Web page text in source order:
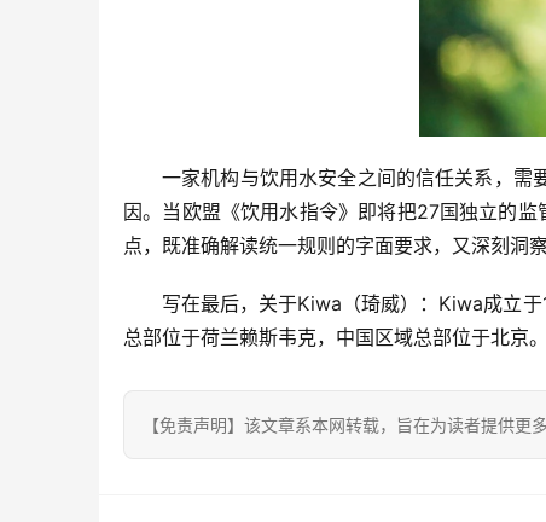
一家机构与饮用水安全之间的信任关系，
因。当欧盟《饮用水指令》即将把27国独立的
点，既准确解读统一规则的字面要求，又深刻洞
写在最后，关于Kiwa（琦威）：Kiwa成立
总部位于荷兰赖斯韦克，中国区域总部位于北京
【免责声明】该文章系本网转载，旨在为读者提供